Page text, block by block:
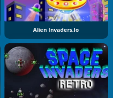
Alien Invaders.io